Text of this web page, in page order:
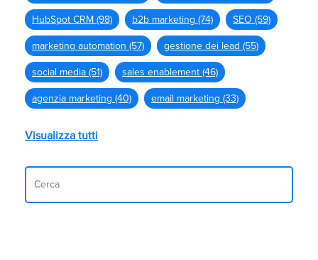
HubSpot CRM (98) b2b marketing (74) SEO (59)
marketing automation (57) gestione dei lead (55)
social media (51) sales enablement (46)
agenzia marketing (40) email marketing (33)
Visualizza tutti